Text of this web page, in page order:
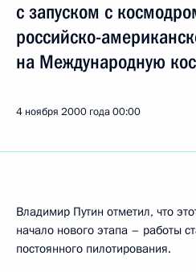
с запуском с
российско-
на Международную
4 ноября 2000 года00:00
Владимир Путин отметил, что
начало нового этапа – работы
постоянного пилотирования.